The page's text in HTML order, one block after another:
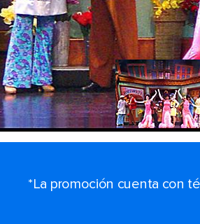
*La promoción cuenta con